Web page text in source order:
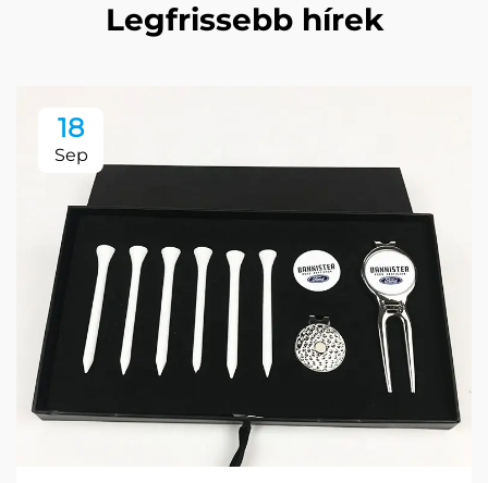
Legfrissebb hírek
18
Sep